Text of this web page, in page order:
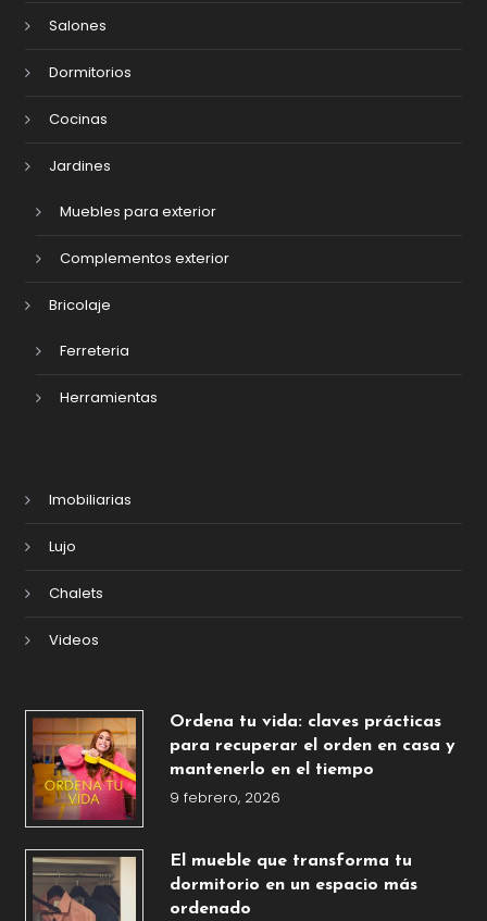
Salones
Dormitorios
Cocinas
Jardines
Muebles para exterior
Complementos exterior
Bricolaje
Ferreteria
Herramientas
Imobiliarias
Lujo
Chalets
Videos
Ordena tu vida: claves prácticas
para recuperar el orden en casa y
mantenerlo en el tiempo
9 febrero, 2026
El mueble que transforma tu
dormitorio en un espacio más
ordenado